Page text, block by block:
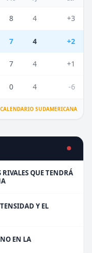
8 4 +3
7 4 +2
7 4 +1
0 4 -6
CALENDARIO SUDAMERICANA
QUE TENDRÁ
Y EL
EN LA